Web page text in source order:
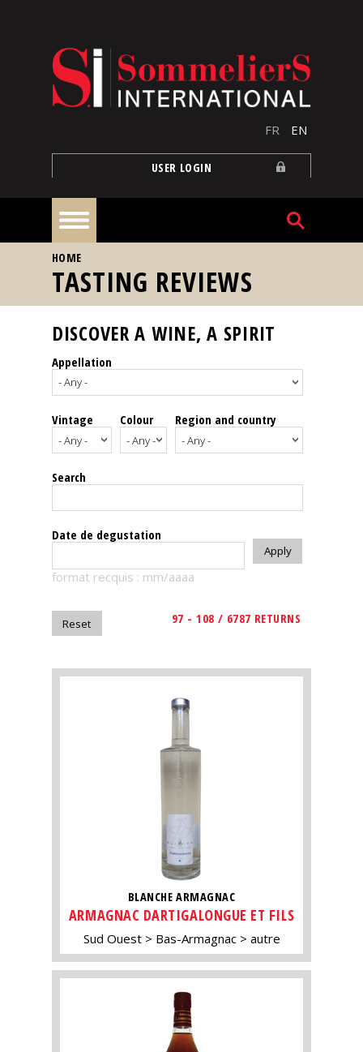
FR EN
USER LOGIN
Home
Our
events
Spirits
Tasting
reviews
The
magazine
Magazine
YOU ARE HERE
HOME
TASTING REVIEWS
DISCOVER A WINE, A SPIRIT
Appellation
Vintage Colour Region and country
Search
Date de degustation
format recquis : mm/aaaa
97 - 108 / 6787 RETURNS
BLANCHE ARMAGNAC
ARMAGNAC DARTIGALONGUE ET FILS
Sud Ouest Bas-Armagnac autre